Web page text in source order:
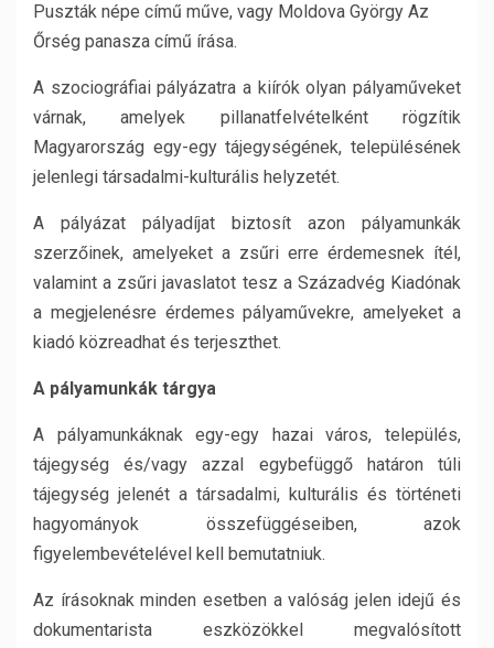
Puszták népe című műve, vagy Moldova György Az
Őrség panasza című írása.
A szociográfiai pályázatra a kiírók olyan pályaműveket
várnak, amelyek pillanatfelvételként rögzítik
Magyarország egy-egy tájegységének, településének
jelenlegi társadalmi-kulturális helyzetét.
A pályázat pályadíjat biztosít azon pályamunkák
szerzőinek, amelyeket a zsűri erre érdemesnek ítél,
valamint a zsűri javaslatot tesz a Századvég Kiadónak
a megjelenésre érdemes pályaművekre, amelyeket a
kiadó közreadhat és terjeszthet.
A pályamunkák tárgya
A pályamunkáknak egy-egy hazai város, település,
tájegység és/vagy azzal egybefüggő határon túli
tájegység jelenét a társadalmi, kulturális és történeti
hagyományok összefüggéseiben, azok
figyelembevételével kell bemutatniuk.
Az írásoknak minden esetben a valóság jelen idejű és
dokumentarista eszközökkel megvalósított